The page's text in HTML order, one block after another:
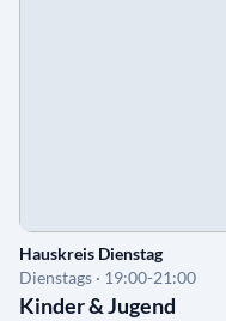
Hauskreis Dienstag
Dienstags · 19:00-21:00
Kinder & Jugend